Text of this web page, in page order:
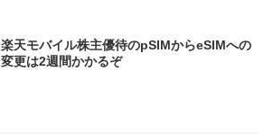
楽天モバイル株主優待のpSIMからeSIMへの
変更は2週間かかるぞ